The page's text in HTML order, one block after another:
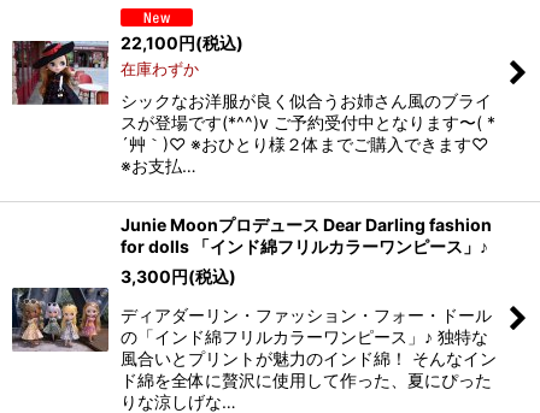
22,100円(税込)
在庫わずか
シックなお洋服が良く似合うお姉さん風のブライ
スが登場です(*^^)v ご予約受付中となります〜( *
´艸｀)♡ ※おひとり様２体までご購入できます♡
※お支払…
Junie Moonプロデュース Dear Darling fashion
for dolls 「インド綿フリルカラーワンピース」♪
3,300円(税込)
ディアダーリン・ファッション・フォー・ドール
の「インド綿フリルカラーワンピース」♪ 独特な
風合いとプリントが魅力のインド綿！ そんなイン
ド綿を全体に贅沢に使用して作った、夏にぴった
りな涼しげな…